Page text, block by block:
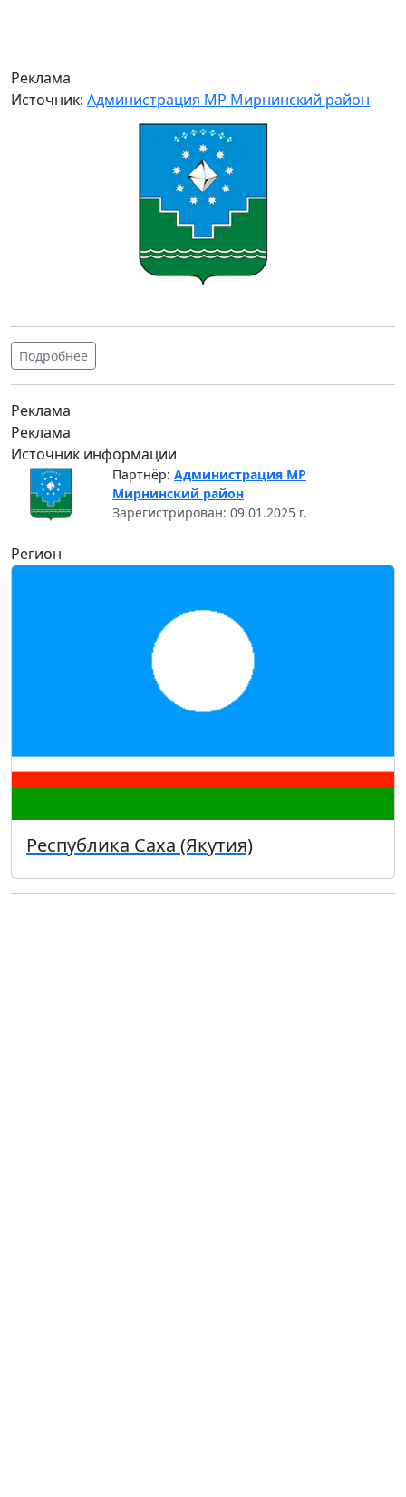
Реклама
Источник: Администрация МР Мирнинский район
Подробнее
Реклама
Реклама
Источник информации
Партнёр: Администрация МР
Мирнинский район
Зарегистрирован: 09.01.2025 г.
Регион
Республика Саха (Якутия)